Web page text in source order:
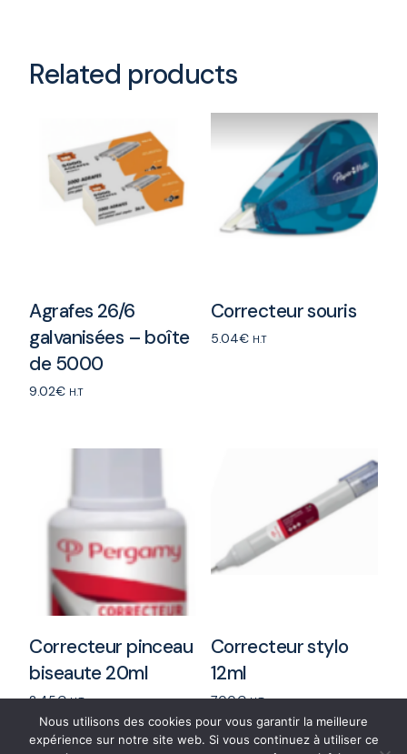
Related products
Agrafes 26/6
galvanisées – boîte
de 5000
9.02€ H.T
Correcteur souris
5.04€ H.T
Correcteur pinceau
biseaute 20ml
2.45€ H.T
Add to cart
Correcteur stylo
12ml
7.00€ H.T
Add to cart
Nous utilisons des cookies pour vous garantir la meilleure
expérience sur notre site web. Si vous continuez à utiliser ce